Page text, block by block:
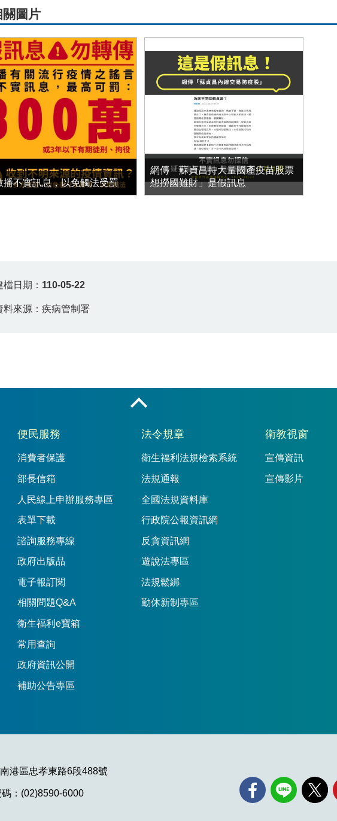
關圖片
播不實訊息，以免觸法受罰
網傳「蘇貞昌持大量國產疫苗股票
想撈國難財」是假訊息
檔日期： 110-05-22
料來源：疾病管制署
便民服務
消費者保護
部長信箱
人民線上申辦服務專區
表單下載
諮詢服務專線
政府出版品
電子報訂閱
相關問題Q&A
衛生福利e寶箱
常用查詢
政府資訊公開
補助公告專區
法令規章
衛生福利法規檢索系統
法規通報
全國法規資料庫
行政院公報資訊網
反貪資訊網
遊說法專區
法規鬆綁
勤休新制專區
衛教視窗
宣傳資訊
宣傳影片
港區忠孝東路6段488號
：(02)8590-6000